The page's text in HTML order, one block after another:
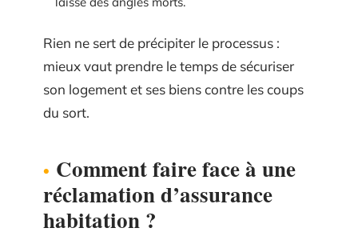
Rien ne sert de précipiter le processus :
mieux vaut prendre le temps de sécuriser
son logement et ses biens contre les coups
du sort.
Comment faire face à une
réclamation d’assurance
habitation ?